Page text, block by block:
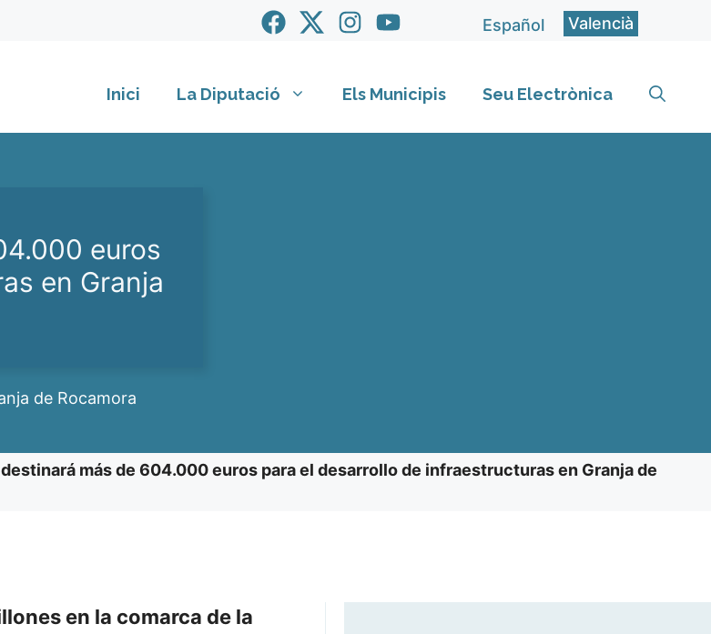
Español Valencià
Inici La Diputació Els Municipis Seu Electrònica
euros
en Granja
de Rocamora
más de 604.000 euros para el desarrollo de infraestructuras en Granja de
en la comarca de la